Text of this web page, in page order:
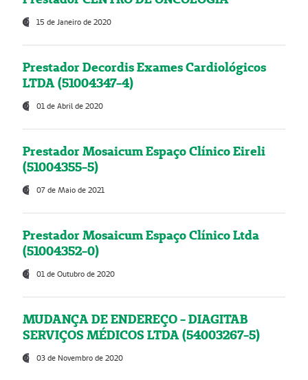
15 de Janeiro de 2020
Prestador Decordis Exames Cardiológicos
LTDA (51004347-4)
01 de Abril de 2020
Prestador Mosaicum Espaço Clínico Eireli
(51004355-5)
07 de Maio de 2021
Prestador Mosaicum Espaço Clínico Ltda
(51004352-0)
01 de Outubro de 2020
MUDANÇA DE ENDEREÇO - DIAGITAB
SERVIÇOS MÉDICOS LTDA (54003267-5)
03 de Novembro de 2020